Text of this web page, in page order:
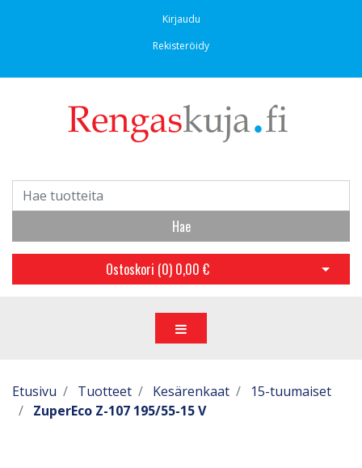
Kirjaudu
Rekisteröidy
Hae
Ostoskori (0) 0,00 € Avaa
Etusivu Tuotteet Kesärenkaat
15-tuumaiset
ZuperEco Z-107 195/55-15 V